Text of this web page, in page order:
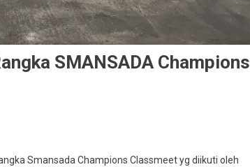
SMANSADA Champions
Smansada Champions Classmeet yg diikuti oleh